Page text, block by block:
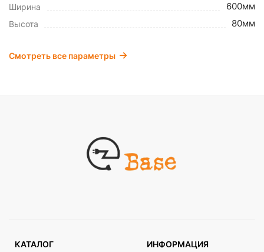
Ширина 600мм
Высота 80мм
Смотреть все параметры
КАТАЛОГ ИНФОРМАЦИЯ